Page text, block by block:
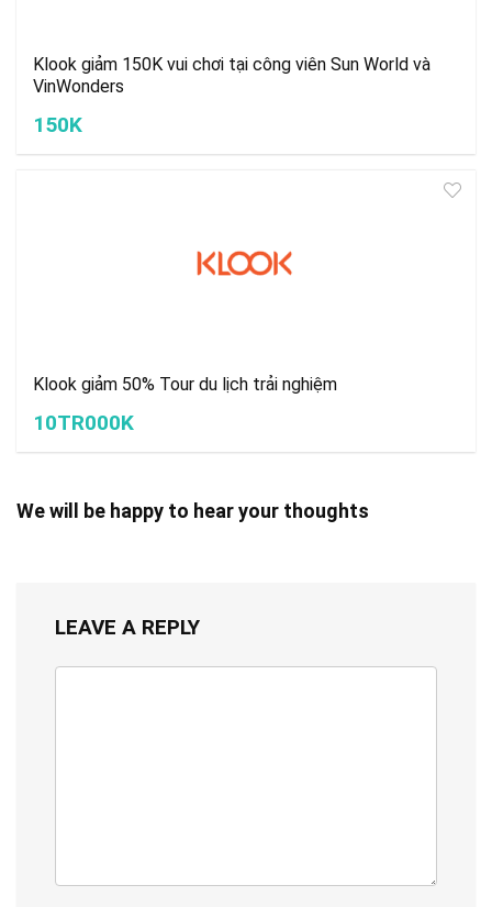
Klook giảm 150K vui chơi tại công viên Sun World và
VinWonders
150K
Klook giảm 50% Tour du lịch trải nghiệm
10TR000K
We will be happy to hear your thoughts
LEAVE A REPLY